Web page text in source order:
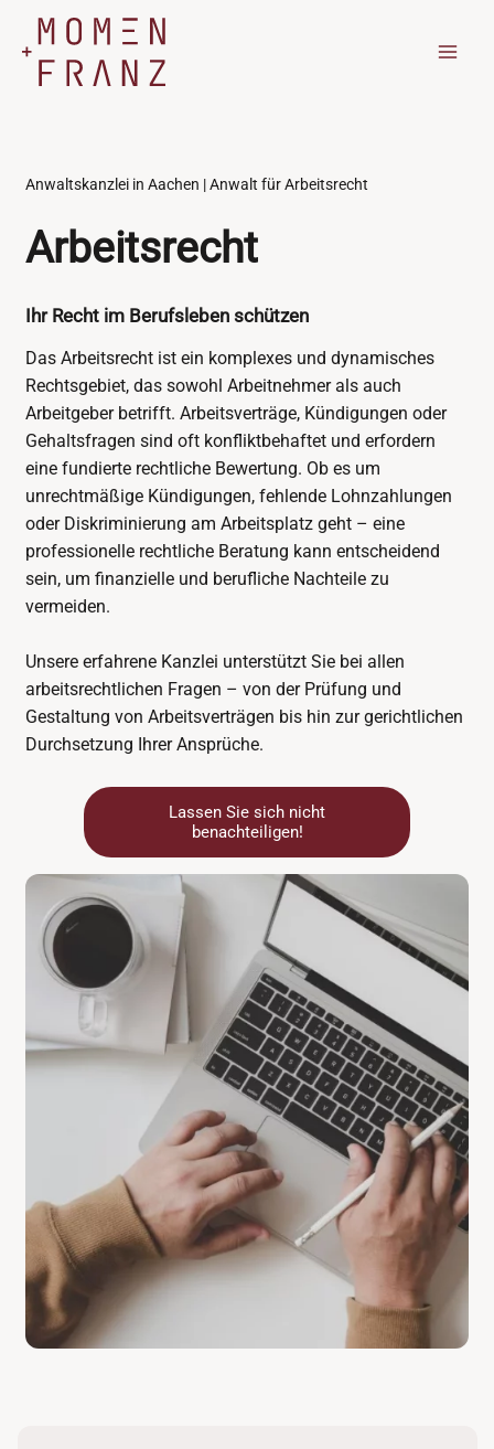
Inhalt
springen
Anwaltskanzlei in Aachen | Anwalt für Arbeitsrecht
Arbeitsrecht
Ihr Recht im Berufsleben schützen
Das Arbeitsrecht ist ein komplexes und dynamisches
Rechtsgebiet, das sowohl Arbeitnehmer als auch
Arbeitgeber betrifft. Arbeitsverträge, Kündigungen oder
Gehaltsfragen sind oft konfliktbehaftet und erfordern
eine fundierte rechtliche Bewertung. Ob es um
unrechtmäßige Kündigungen, fehlende Lohnzahlungen
oder Diskriminierung am Arbeitsplatz geht – eine
professionelle rechtliche Beratung kann entscheidend
sein, um finanzielle und berufliche Nachteile zu
vermeiden.
Unsere erfahrene Kanzlei unterstützt Sie bei allen
arbeitsrechtlichen Fragen – von der Prüfung und
Gestaltung von Arbeitsverträgen bis hin zur gerichtlichen
Durchsetzung Ihrer Ansprüche.
Lassen Sie sich nicht
benachteiligen!